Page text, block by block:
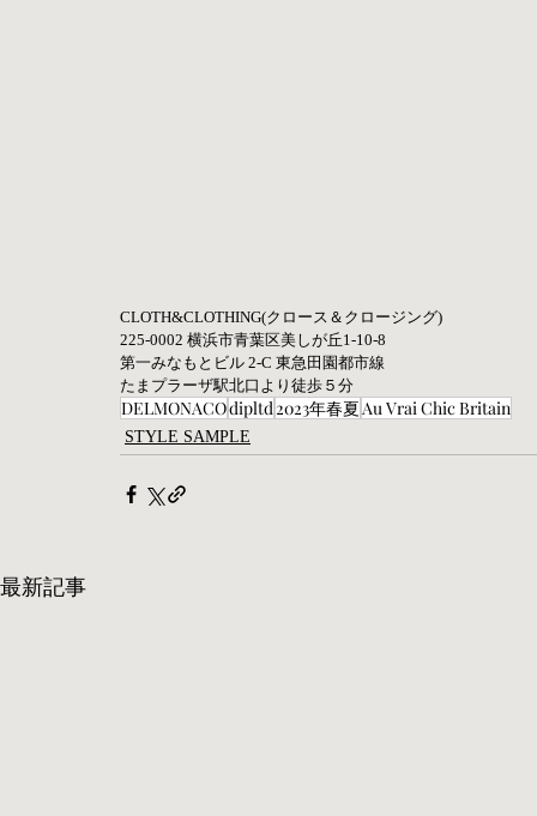
CLOTH&CLOTHING(クロース＆クロージング)
225-0002 横浜市青葉区美しが丘1-10-8
第一みなもとビル 2-C 東急田園都市線
たまプラーザ駅北口より徒歩５分
DELMONACOdipltd2023年春夏 Au Vrai Chic Britain
STYLE SAMPLE
最新記事